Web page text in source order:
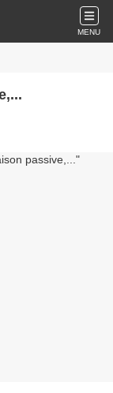
MENU